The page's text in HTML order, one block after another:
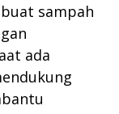
sampah
ada